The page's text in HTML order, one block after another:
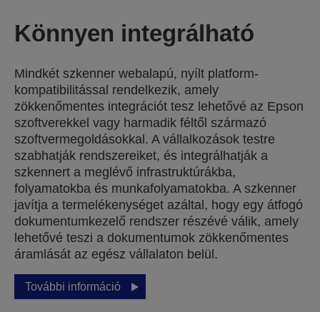
Könnyen integrálható
Mindkét szkenner webalapú, nyílt platform-
kompatibilitással rendelkezik, amely
zökkenőmentes integrációt tesz lehetővé az Epson
szoftverekkel vagy harmadik féltől származó
szoftvermegoldásokkal. A vállalkozások testre
szabhatják rendszereiket, és integrálhatják a
szkennert a meglévő infrastruktúrákba,
folyamatokba és munkafolyamatokba. A szkenner
javítja a termelékenységet azáltal, hogy egy átfogó
dokumentumkezelő rendszer részévé válik, amely
lehetővé teszi a dokumentumok zökkenőmentes
áramlását az egész vállalaton belül.
További információ